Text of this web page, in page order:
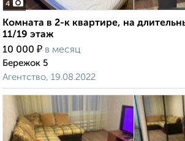
4
Комната в 2-к квартире, на
11/19 этаж
10 000 ₽ в месяц
Бережок 5
Агентство, 19.08.2022